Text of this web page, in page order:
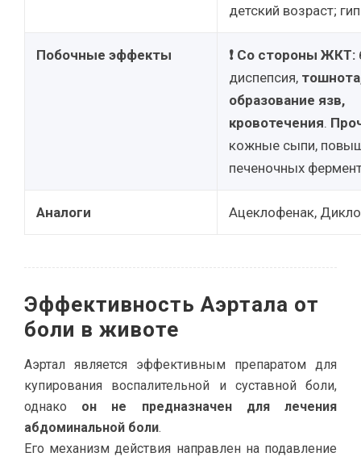
детский возраст;
Побочные эффекты ❗ Со стороны ЖКТ:
диспепсия,
образование язв,
кровотечения.
кожные сыпи,
печеночных
Аналоги Ацеклофенак,
Эффективность Аэртала от
боли в животе
Аэртал является эффективным препаратом для
купирования воспалительной и суставной боли,
однако он не предназначен для лечения
абдоминальной боли.
Его механизм действия направлен на подавление